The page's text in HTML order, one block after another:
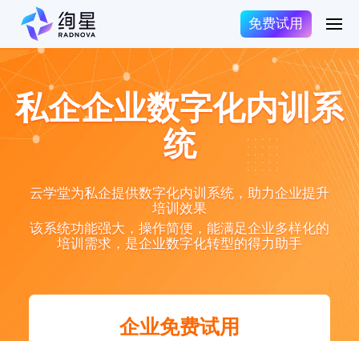
免费试用
私企企业数字化内训系
统
云学堂为私企提供数字化内训系统，助力企业提升
培训效果
该系统功能强大，操作简便，能满足企业多样化的
培训需求，是企业数字化转型的得力助手
企业免费试用